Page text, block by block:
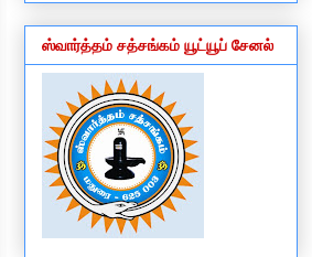
ஸ்வார்த்தம் சத்சங்கம் யூட்யூப் சேனல்